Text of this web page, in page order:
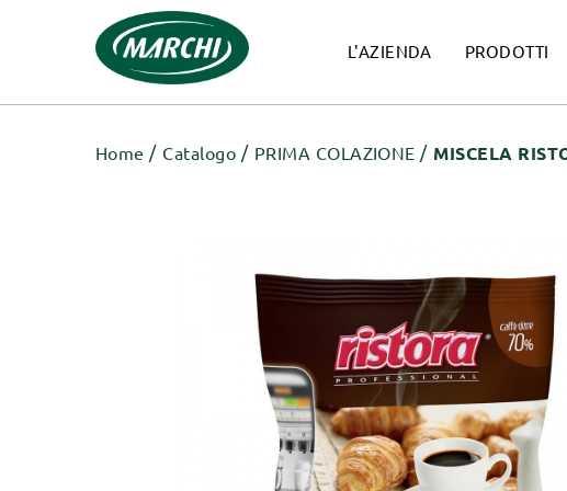
L'AZIENDA PRODOTTI
Home Catalogo PRIMA COLAZIONE MISCELA